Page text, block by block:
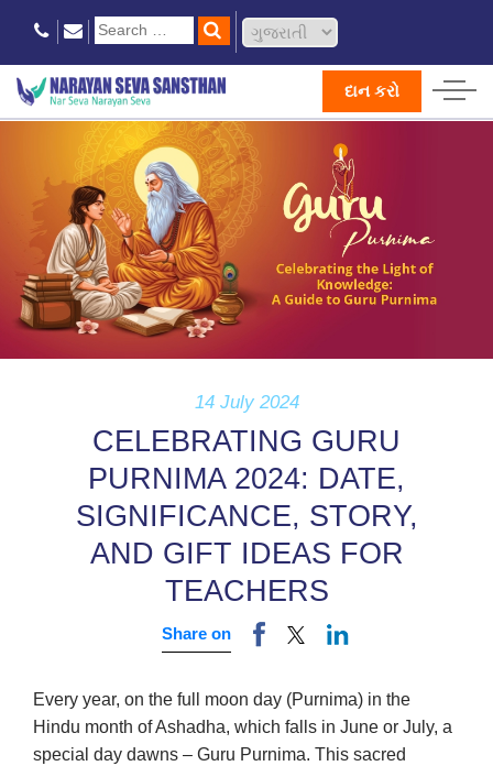
દાન કરો
14 July 2024
CELEBRATING GURU
PURNIMA 2024: DATE,
SIGNIFICANCE, STORY,
AND GIFT IDEAS FOR
TEACHERS
Share on
Every year, on the full moon day (Purnima) in the
Hindu month of Ashadha, which falls in June or July, a
special day dawns – Guru Purnima. This sacred